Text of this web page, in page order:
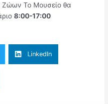
Το Μουσείο θα
8:00-17:00
LinkedIn